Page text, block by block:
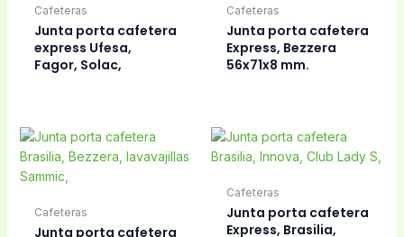
Cafeteras
Junta porta cafetera
express Ufesa,
Fagor, Solac,
Cafeteras
Junta porta cafetera
Express, Bezzera
56x71x8 mm.
Cafeteras
Junta porta cafetera
Cafeteras
Junta porta cafetera
Express, Brasilia,